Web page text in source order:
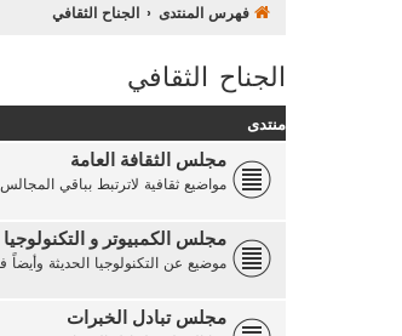
فهرس المنتدى الجناح الثقافي
الجناح الثقافي
منتدى
مجلس الثقافة العامة
مواضيع ثقافية لاترتبط بباقي المجالس
مجلس الكمبيوتر و التكنولوجيا
موضيع عن التكنولوجيا الحديثة وأيضاً
مجلس تبادل الخبرات